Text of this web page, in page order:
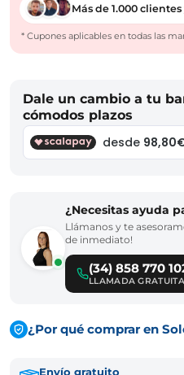
Más de 1.000
* Cupones aplicables en todas las
Dale un cambio a tu
cómodos plazos
¿Necesitas ayuda
Llámanos y te
de inmediato!
(34) 858 770
LLAMADA GRATUITA
¿Por qué comprar en
Envío gratuito